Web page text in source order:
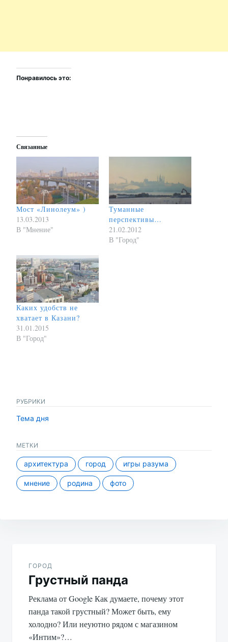
Понравилось это:
Связанные
Мост «Линолеум» )
13.03.2013
В "Мнение"
Туманные
перспективы…
21.02.2012
В "Город"
Каких удобств не
хватает в Казани?
31.01.2015
В "Город"
РУБРИКИ
Тема дня
МЕТКИ
архитектура город игры разума
мнение родина фото
записям
ГОРОД
Грустный панда
Реклама от Google Как думаете, почему этот
панда такой грустный? Может быть, ему
холодно? Или неуютно рядом с магазином
«Интим»?…